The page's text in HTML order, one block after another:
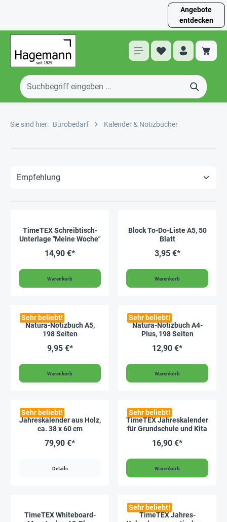
Angebote
entdecken
Sie sind hier: Bürobedarf Kalender & Notizbücher
TimeTEX Schreibtisch-
Unterlage "Meine Woche"
14,90 €*
Warenkorb
Block To-Do-Liste A5, 50
Blatt
3,95 €*
Warenkorb
Sehr beliebt!
Natura-Notizbuch A5,
198 Seiten
9,95 €*
Warenkorb
Sehr beliebt!
Natura-Notizbuch A4-
Plus, 198 Seiten
12,90 €*
Warenkorb
Sehr beliebt!
Jahreskalender aus Holz,
ca. 38 x 60 cm
79,90 €*
Details
Sehr beliebt!
TimeTEX Jahreskalender
für Grundschule und Kita
16,90 €*
Warenkorb
TimeTEX Whiteboard-
Sehr beliebt!
TimeTEX Jahres-